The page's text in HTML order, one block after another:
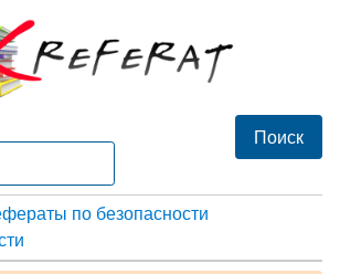
по безопасности